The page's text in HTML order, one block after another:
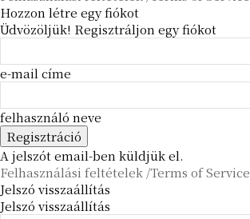
Hozzon létre egy fiókot
Üdvözöljük! Regisztráljon egy fiókot
e-mail címe
felhasználó neve
A jelszót email-ben küldjük el.
Felhasználási feltételek /Terms of Service
Jelszó visszaállítás
Jelszó visszaállítás